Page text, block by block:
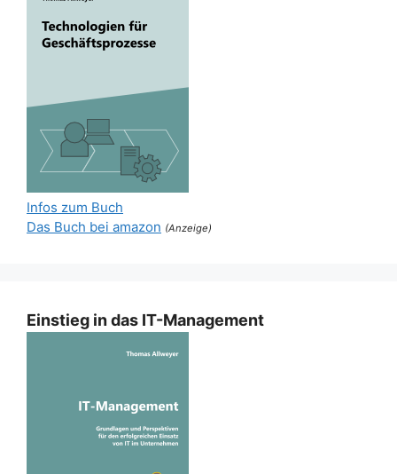
Infos zum Buch
Das Buch bei amazon (Anzeige)
Einstieg in das IT-Management